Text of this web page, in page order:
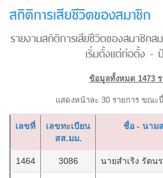
สถิติการเสียชีวิตของสมาชิก
รายงานสถิติการเสียชีวิตของสมาชิก
เริ่มตั้งแต่ก่อตั้ง -
ข้อมูลทั้งหมด 1473 ร
แสดงหน้าละ 30 รายการ ขณ
เลขที่
เลขทะเบียน
สส.มม.
ชื่อ - นาม
1464 3086 นายสำเริง รัตน